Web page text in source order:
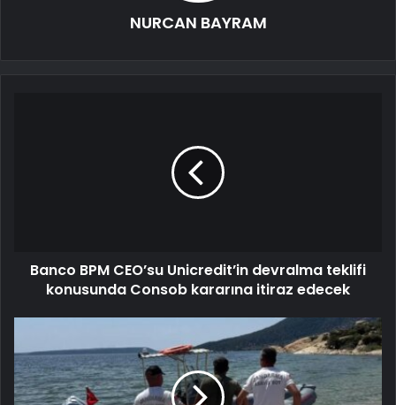
NURCAN BAYRAM
Banco BPM CEO’su Unicredit’in devralma teklifi
konusunda Consob kararına itiraz edecek